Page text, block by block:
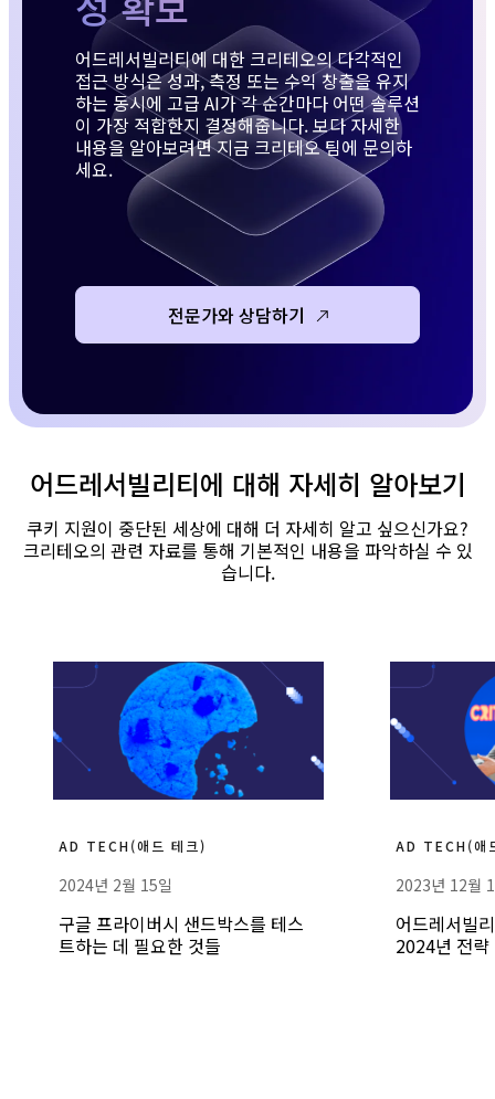
어드레서빌리티에 대한 크리테오의 다각적인
접근 방식은 성과, 측정 또는 수익 창출을 유지
하는 동시에 고급 AI가 각 순간마다 어떤 솔루션
이 가장 적합한지 결정해줍니다. 보다 자세한
내용을 알아보려면 지금 크리테오 팀에 문의하
세요.
전문가와 상담하기
어드레서빌리티에 대해 자세히 알아보기
쿠키 지원이 중단된 세상에 대해 더 자세히 알고 싶으신가요?
크리테오의 관련 자료를 통해 기본적인 내용을 파악하실 수 있
습니다.
AD TECH(애드 테크)
2024년 2월 15일
구글 프라이버시 샌드박스를 테스
트하는 데 필요한 것들
자세히 보기
AD TECH(애
2023년 12월
어드레서빌
2024년 전략
자세히 보기